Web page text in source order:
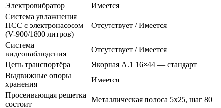
Электровибратор
Имеется
Система увлажнения
ПСС с электронасосом
(V-900/1800 литров)
Отсутствует / Имеется
Система
видеонаблюдения
Отсутствует / Имеется
Цепь транспортёра
Якорная A.1 16×44 — стандарт
Выдвижные опоры
хранения
Имеется
Просеивающая решетка
состоит
Металлическая полоса 5х25, шаг 80